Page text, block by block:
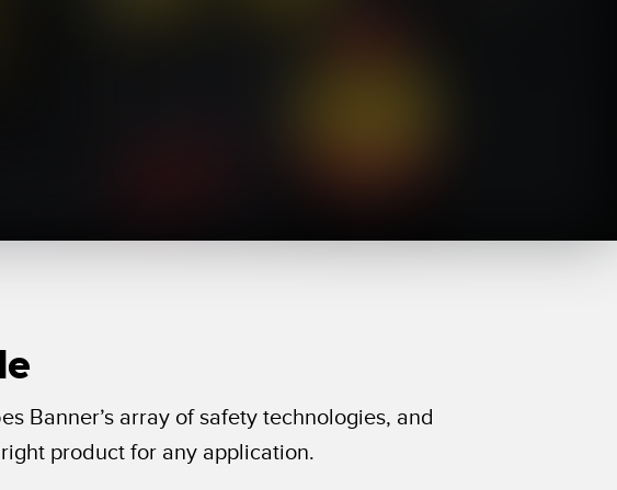
Banner’s array of safety technologies, and
product for any application.